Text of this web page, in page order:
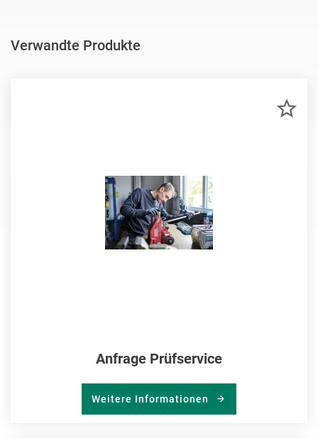
Verwandte Produkte
Anfrage Prüfservice
Weitere Informationen